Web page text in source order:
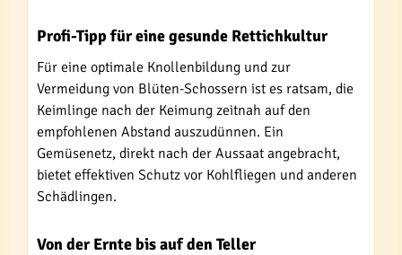
Profi-Tipp für eine gesunde Rettichkultur
Für eine optimale Knollenbildung und zur
Vermeidung von Blüten-Schossern ist es ratsam, die
Keimlinge nach der Keimung zeitnah auf den
empfohlenen Abstand auszudünnen. Ein
Gemüsenetz, direkt nach der Aussaat angebracht,
bietet effektiven Schutz vor Kohlfliegen und anderen
Schädlingen.
Von der Ernte bis auf den Teller